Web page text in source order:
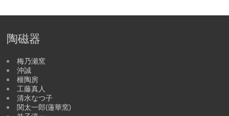
陶磁器
梅乃瀬窯
沖誠
榧陶房
工藤真人
清水なつ子
関太一郎(蓮華窯)